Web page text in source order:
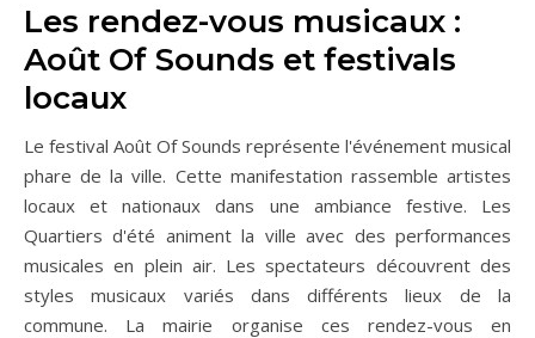
Les rendez-vous musicaux :
Août Of Sounds et festivals
locaux
Le festival Août Of Sounds représente l'événement musical
phare de la ville. Cette manifestation rassemble artistes
locaux et nationaux dans une ambiance festive. Les
Quartiers d'été animent la ville avec des performances
musicales en plein air. Les spectateurs découvrent des
styles musicaux variés dans différents lieux de la
commune. La mairie organise ces rendez-vous en